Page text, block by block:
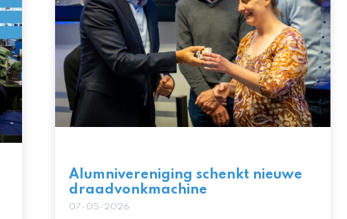
Alumnivereniging schenkt nieuwe
draadvonkmachine
07-05-2026